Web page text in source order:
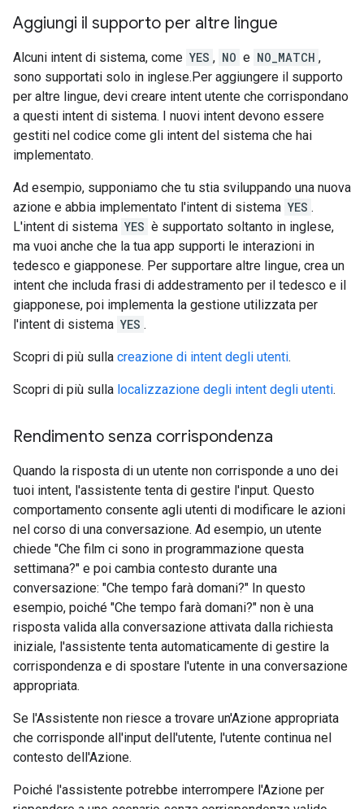
Aggiungi il supporto per altre lingue
Alcuni intent di sistema, come YES , NO e NO_MATCH ,
sono supportati solo in inglese.Per aggiungere il supporto
per altre lingue, devi creare intent utente che corrispondano
a questi intent di sistema. I nuovi intent devono essere
gestiti nel codice come gli intent del sistema che hai
implementato.
Ad esempio, supponiamo che tu stia sviluppando una nuova
azione e abbia implementato l'intent di sistema YES .
L'intent di sistema YES è supportato soltanto in inglese,
ma vuoi anche che la tua app supporti le interazioni in
tedesco e giapponese. Per supportare altre lingue, crea un
intent che includa frasi di addestramento per il tedesco e il
giapponese, poi implementa la gestione utilizzata per
l'intent di sistema YES .
Scopri di più sulla creazione di intent degli utenti.
Scopri di più sulla localizzazione degli intent degli utenti.
Rendimento senza corrispondenza
Quando la risposta di un utente non corrisponde a uno dei
tuoi intent, l'assistente tenta di gestire l'input. Questo
comportamento consente agli utenti di modificare le azioni
nel corso di una conversazione. Ad esempio, un utente
chiede "Che film ci sono in programmazione questa
settimana?" e poi cambia contesto durante una
conversazione: "Che tempo farà domani?" In questo
esempio, poiché "Che tempo farà domani?" non è una
risposta valida alla conversazione attivata dalla richiesta
iniziale, l'assistente tenta automaticamente di gestire la
corrispondenza e di spostare l'utente in una conversazione
appropriata.
Se l'Assistente non riesce a trovare un'Azione appropriata
che corrisponde all'input dell'utente, l'utente continua nel
contesto dell'Azione.
Poiché l'assistente potrebbe interrompere l'Azione per